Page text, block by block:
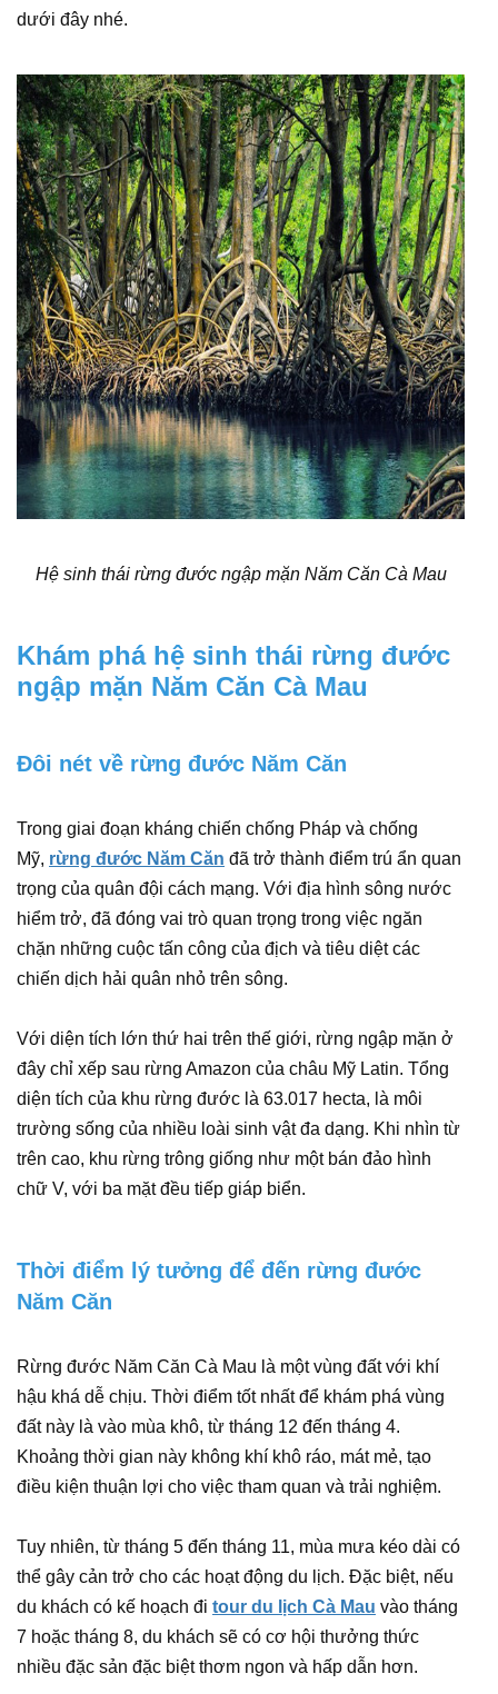
dưới đây nhé.
Hệ sinh thái rừng đước ngập mặn Năm Căn Cà Mau
Khám phá hệ sinh thái rừng đước
ngập mặn Năm Căn Cà Mau
Đôi nét về rừng đước Năm Căn
Trong giai đoạn kháng chiến chống Pháp và chống
Mỹ, rừng đước Năm Căn đã trở thành điểm trú ẩn quan
trọng của quân đội cách mạng. Với địa hình sông nước
hiểm trở, đã đóng vai trò quan trọng trong việc ngăn
chặn những cuộc tấn công của địch và tiêu diệt các
chiến dịch hải quân nhỏ trên sông.
Với diện tích lớn thứ hai trên thế giới, rừng ngập mặn ở
đây chỉ xếp sau rừng Amazon của châu Mỹ Latin. Tổng
diện tích của khu rừng đước là 63.017 hecta, là môi
trường sống của nhiều loài sinh vật đa dạng. Khi nhìn từ
trên cao, khu rừng trông giống như một bán đảo hình
chữ V, với ba mặt đều tiếp giáp biển.
Thời điểm lý tưởng để đến rừng đước
Năm Căn
Rừng đước Năm Căn Cà Mau là một vùng đất với khí
hậu khá dễ chịu. Thời điểm tốt nhất để khám phá vùng
đất này là vào mùa khô, từ tháng 12 đến tháng 4.
Khoảng thời gian này không khí khô ráo, mát mẻ, tạo
điều kiện thuận lợi cho việc tham quan và trải nghiệm.
Tuy nhiên, từ tháng 5 đến tháng 11, mùa mưa kéo dài có
thể gây cản trở cho các hoạt động du lịch. Đặc biệt, nếu
du khách có kế hoạch đi tour du lịch Cà Mau vào tháng
7 hoặc tháng 8, du khách sẽ có cơ hội thưởng thức
nhiều đặc sản đặc biệt thơm ngon và hấp dẫn hơn.